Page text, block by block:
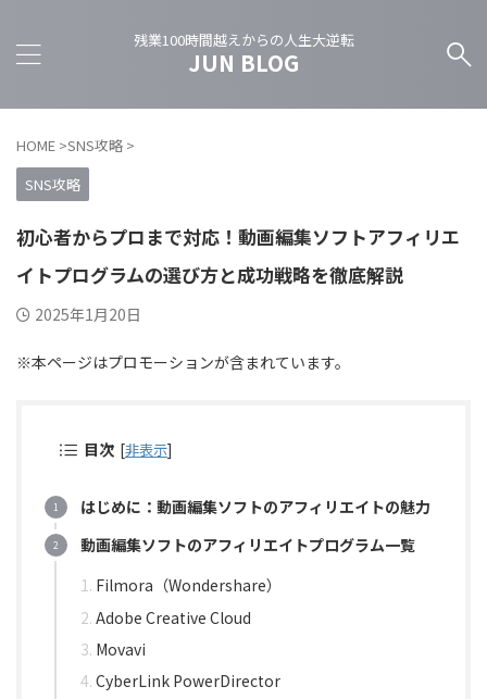
残業100時間越えからの人生大逆転
JUN BLOG
HOME >SNS攻略 >
SNS攻略
初心者からプロまで対応！動画編集ソフトアフィリエ
イトプログラムの選び方と成功戦略を徹底解説
2025年1月20日
※本ページはプロモーションが含まれています。
目次 [非表示]
はじめに：動画編集ソフトのアフィリエイトの魅力
動画編集ソフトのアフィリエイトプログラム一覧
Filmora（Wondershare）
Adobe Creative Cloud
Movavi
CyberLink PowerDirector